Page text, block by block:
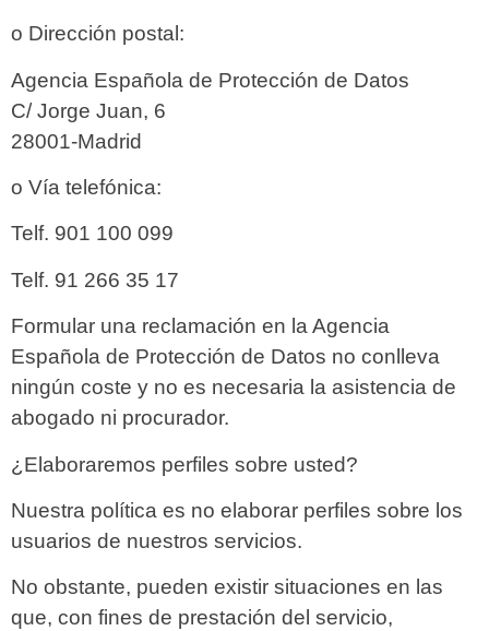
o Dirección postal:
Agencia Española de Protección de Datos
C/ Jorge Juan, 6
28001-Madrid
o Vía telefónica:
Telf. 901 100 099
Telf. 91 266 35 17
Formular una reclamación en la Agencia
Española de Protección de Datos no conlleva
ningún coste y no es necesaria la asistencia de
abogado ni procurador.
¿Elaboraremos perfiles sobre usted?
Nuestra política es no elaborar perfiles sobre los
usuarios de nuestros servicios.
No obstante, pueden existir situaciones en las
que, con fines de prestación del servicio,